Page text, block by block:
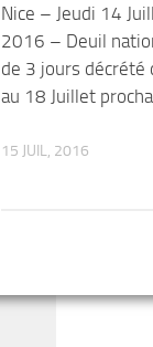
Nice – Jeudi 14
2016 – Deuil
de 3 jours décrété
au 18 Juillet
15 JUIL, 2016